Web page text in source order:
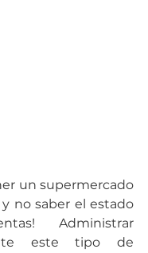
un supermercado
no saber el estado
Administrar
este tipo de